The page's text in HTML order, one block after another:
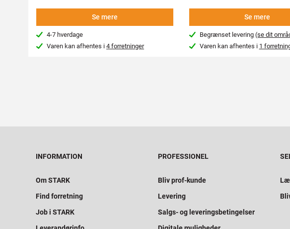
Se mere
4-7 hverdage
Varen kan afhentes i4 forretninger
Se mere
Begrænset levering (se dit
Varen kan afhentes i 1
INFORMATION
Om STARK
Find forretning
Job i STARK
PROFESSIONEL
Bliv prof-kunde
Levering
Salgs- og leveringsbetingelser